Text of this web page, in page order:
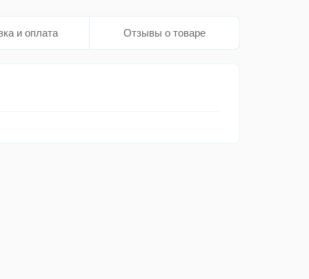
и оплата Отзывы о товаре